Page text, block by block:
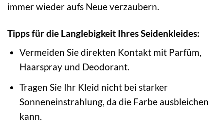
immer wieder aufs Neue verzaubern.
Tipps für die Langlebigkeit Ihres Seidenkleides:
Vermeiden Sie direkten Kontakt mit Parfüm,
Haarspray und Deodorant.
Tragen Sie Ihr Kleid nicht bei starker
Sonneneinstrahlung, da die Farbe ausbleichen
kann.